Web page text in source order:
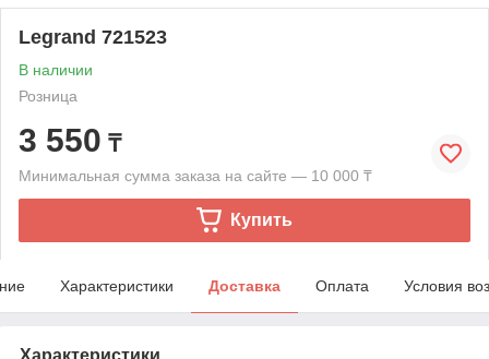
Legrand 721523
В наличии
Розница
3 550 ₸
Минимальная сумма заказа на сайте — 10 000 ₸
Купить
Характеристики Доставка Оплата Условия
Характеристики